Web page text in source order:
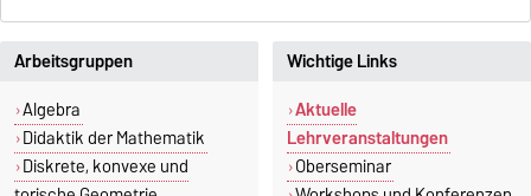
Arbeitsgruppen
Algebra
Didaktik der Mathematik
Diskrete, konvexe und
Wichtige Links
Aktuelle
Lehrveranstaltungen
Oberseminar